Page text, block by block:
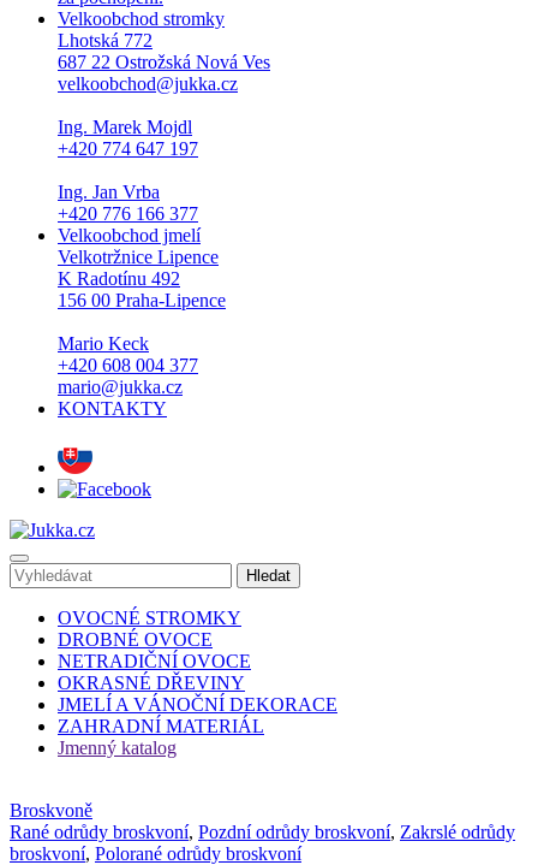
Velkoobchod stromky
Lhotská 772
687 22 Ostrožská Nová Ves
velkoobchod@jukka.cz
Ing. Marek Mojdl
+420 774 647 197
Ing. Jan Vrba
+420 776 166 377
Velkoobchod jmelí
Velkotržnice Lipence
K Radotínu 492
156 00 Praha-Lipence
Mario Keck
+420 608 004 377
mario@jukka.cz
KONTAKTY
OVOCNÉ STROMKY
DROBNÉ OVOCE
NETRADIČNÍ OVOCE
OKRASNÉ DŘEVINY
JMELÍ A VÁNOČNÍ DEKORACE
ZAHRADNÍ MATERIÁL
Jmenný katalog
Broskvoně
Rané odrůdy broskvoní, Pozdní odrůdy broskvoní, Zakrslé odrůdy
broskvoní, Polorané odrůdy broskvoní